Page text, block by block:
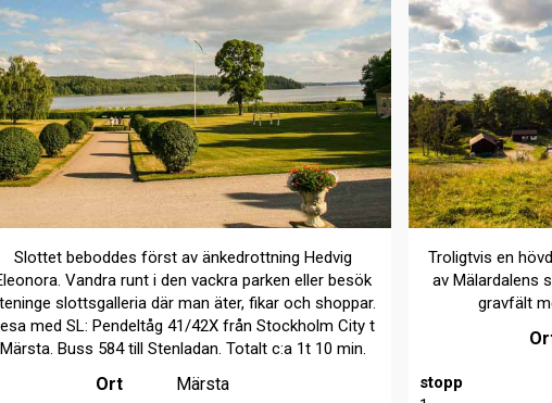
Slottet beboddes först av änkedrottning Hedvig
Vandra runt i den vackra parken eller besök
slottsgalleria där man äter, fikar och shoppar.
med SL: Pendeltåg 41/42X från Stockholm City t
Märsta. Buss 584 till Stenladan. Totalt c:a 1t 10 min.
Ort Märsta
Troligtvis en
av Mälardalens
gravfält
stopp